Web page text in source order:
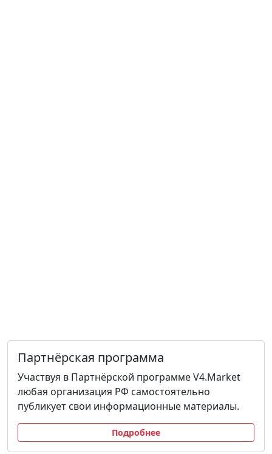
Партнёрская программа
Участвуя в Партнёрской программе V4.Market
любая организация РФ самостоятельно
публикует свои информационные материалы.
Подробнее